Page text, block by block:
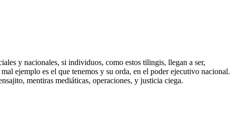
y nacionales, si individuos, como estos tilingis, llegan a ser,
ejemplo es el que tenemos y su orda, en el poder ejecutivo nacional.
mentiras mediáticas, operaciones, y justicia ciega.